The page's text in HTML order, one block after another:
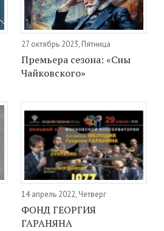
27 октябрь 2023, Пятница
Премьера сезона: «Сны
Чайковского»
14 апрель 2022, Четверг
ФОНД ГЕОРГИЯ
ГАРАНЯНА